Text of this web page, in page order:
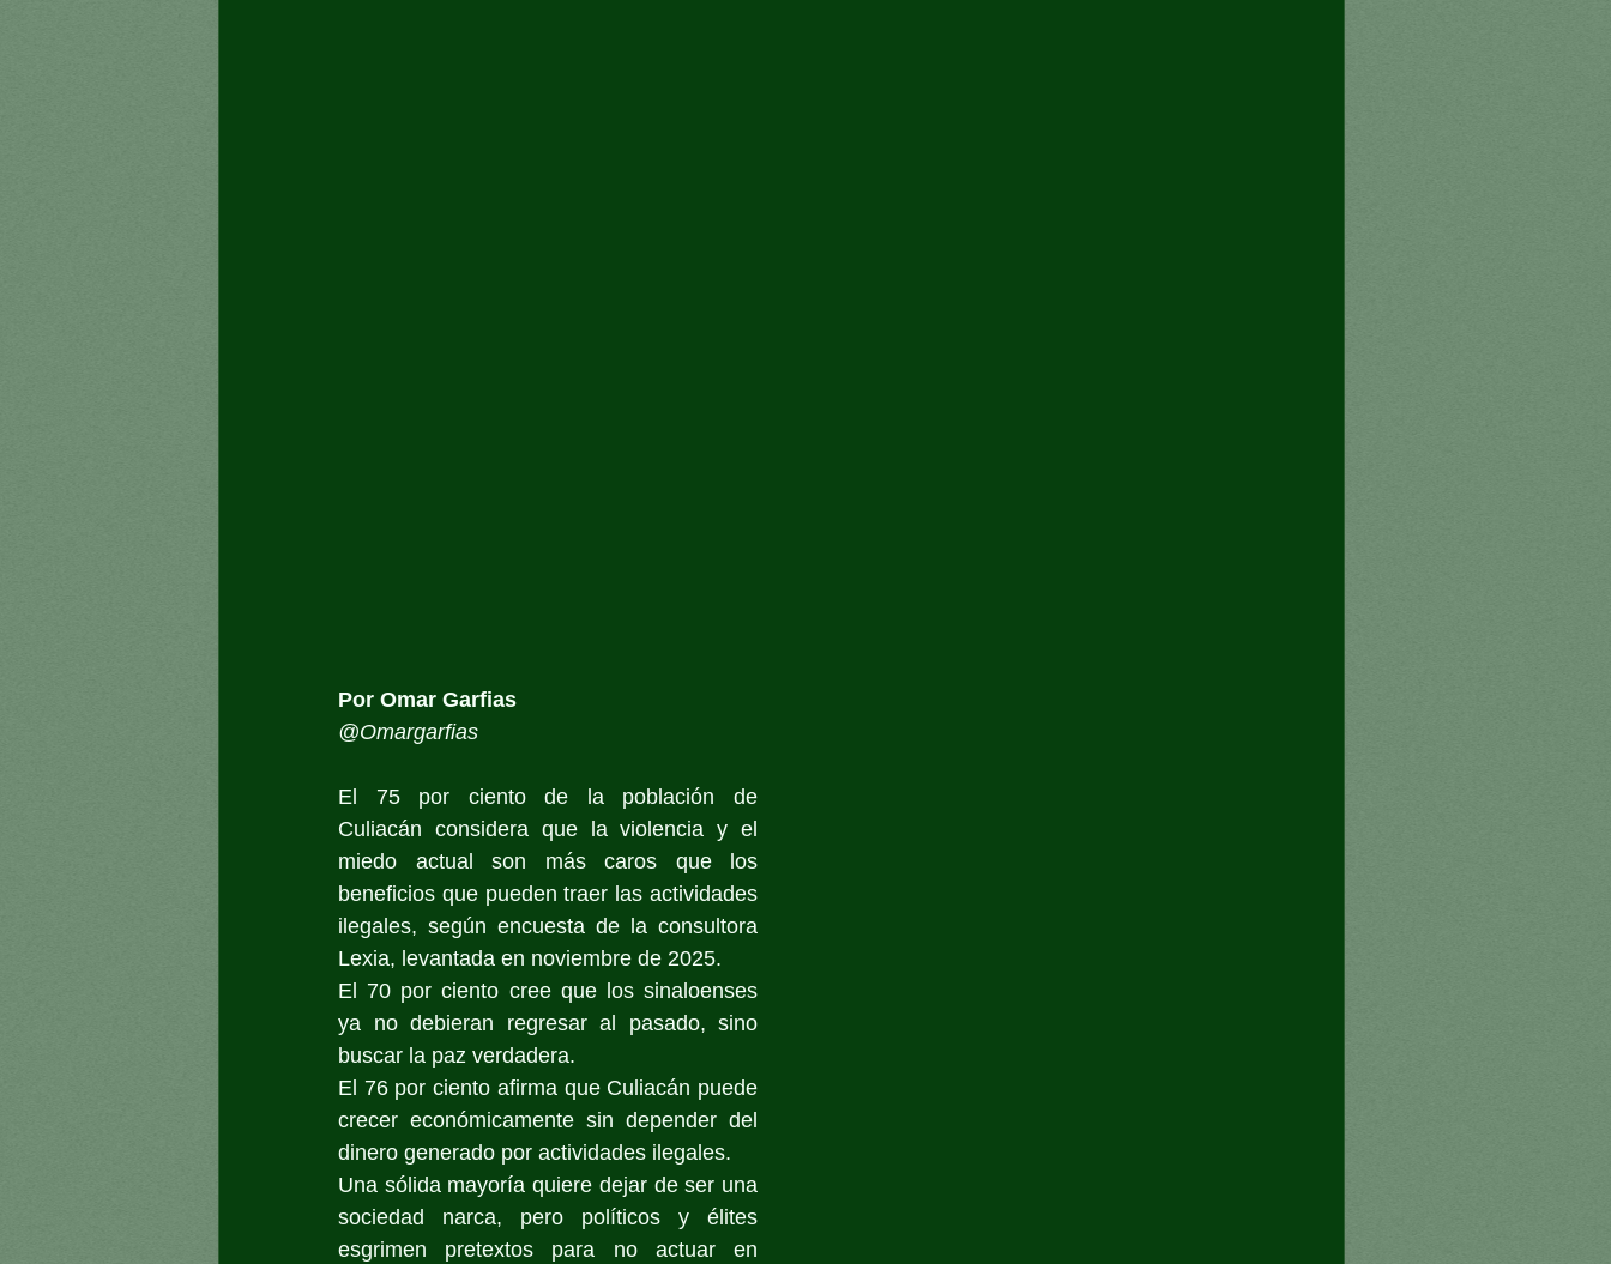
Por Omar Garfias
@Omargarfias
El 75 por ciento de la población de
Culiacán considera que la violencia y el
miedo actual son más caros que los
beneficios que pueden traer las actividades
ilegales, según encuesta de la consultora
Lexia, levantada en noviembre de 2025.
El 70 por ciento cree que los sinaloenses
ya no debieran regresar al pasado, sino
buscar la paz verdadera.
El 76 por ciento afirma que Culiacán puede
crecer económicamente sin depender del
dinero generado por actividades ilegales.
Una sólida mayoría quiere dejar de ser una
sociedad narca, pero políticos y élites
esgrimen pretextos para no actuar en